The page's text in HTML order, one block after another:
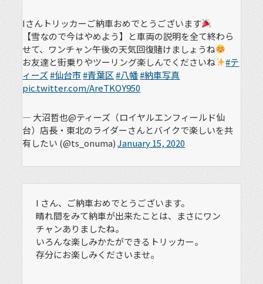
Iさんトリッカーご納車おめでとうございます
【雪なので今はやめよう】と車両の説明を全て終わら
せて、ワンチャン午後の天気回復賭けましょうね
お友達と街乗りやツーリング楽しんでくださいね
#テ
ィーズ#仙台市#青葉区 #八幡#納車写真
pic.twitter.com/AreTKOY950
— 大沼哲也@ティーズ（ロイヤルエンフィールド仙
台）店長・東北のライダーさんとバイクで楽しいを共
有したい (@ts_onuma)January 15, 2020
I さん、ご納車おめでとうございます。
晴れ間をみて納車が出来たことは、まさにワン
チャンありましたね。
いろんな楽しみかたができるトリッカー。
存分にお楽しみくださいませ。